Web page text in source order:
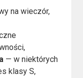
na wieczór,
— w niektórych
klasy S,